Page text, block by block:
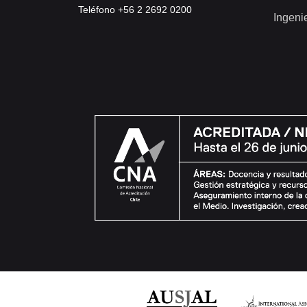
Teléfono +56 2 2692 0200